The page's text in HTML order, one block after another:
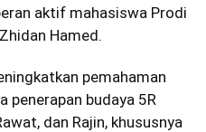
aktif mahasiswa Prodi
Hamed.
pemahaman
penerapan budaya 5R
dan Rajin, khususnya